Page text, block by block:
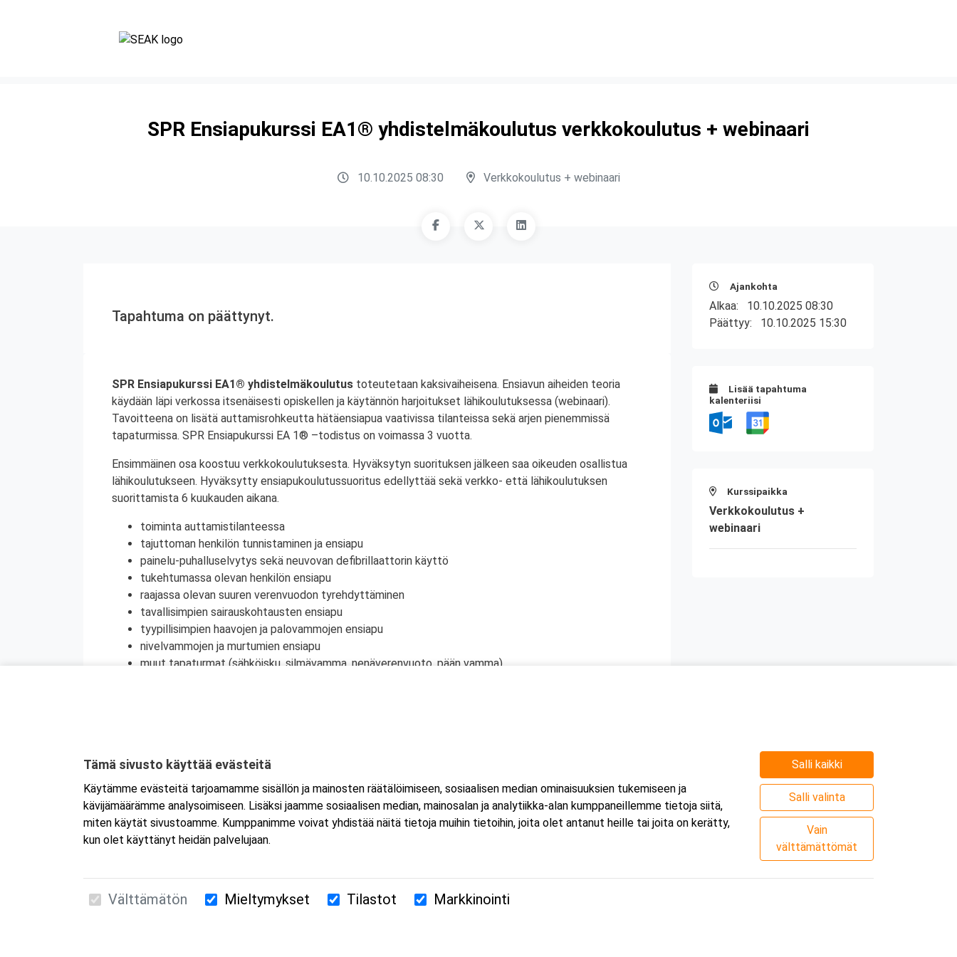
SPR Ensiapukurssi EA1® yhdistelmäkoulutus verkkokoulutus + webinaari
10.10.2025 08:30 Verkkokoulutus + webinaari
Tapahtuma on päättynyt.
SPR Ensiapukurssi EA1® yhdistelmäkoulutus toteutetaan kaksivaiheisena. Ensiavun aiheiden teoria
käydään läpi verkossa itsenäisesti opiskellen ja käytännön harjoitukset lähikoulutuksessa (webinaari).
Tavoitteena on lisätä auttamisrohkeutta hätäensiapua vaativissa tilanteissa sekä arjen pienemmissä
tapaturmissa. SPR Ensiapukurssi EA 1® –todistus on voimassa 3 vuotta.
Ensimmäinen osa koostuu verkkokoulutuksesta. Hyväksytyn suorituksen jälkeen saa oikeuden osallistua
lähikoulutukseen. Hyväksytty ensiapukoulutussuoritus edellyttää sekä verkko- että lähikoulutuksen
suorittamista 6 kuukauden aikana.
toiminta auttamistilanteessa
tajuttoman henkilön tunnistaminen ja ensiapu
painelu-puhalluselvytys sekä neuvovan defibrillaattorin käyttö
tukehtumassa olevan henkilön ensiapu
raajassa olevan suuren verenvuodon tyrehdyttäminen
tavallisimpien sairauskohtausten ensiapu
tyypillisimpien haavojen ja palovammojen ensiapu
nivelvammojen ja murtumien ensiapu
muut tapaturmat (sähköisku, silmävamma, nenäverenvuoto, pään vamma)
Kyseessä on etäkoulutus.Koulutus tapahtuu Microsoft Teams-sovelluksella. Voit osallistua
tai mobiililaitteelle erikseen. Mikäli haluat ladata Teams-sovelluksen, löydät sen omasta sovelluskaupasta.
Tarkemmat ohjeet lähetetään vahvistusviestissä.
Ajankohta
Alkaa: 10.10.2025 08:30
Päättyy: 10.10.2025 15:30
Lisää tapahtuma
kalenteriisi
Kurssipaikka
Verkkokoulutus +
webinaari
Suomen Ensiapukoulutus Oy / Valimotie 21 / 00380 Helsinki
Tämä sivusto käyttää evästeitä
Käytämme evästeitä tarjoamamme sisällön ja mainosten räätälöimiseen, sosiaalisen median ominaisuuksien tukemiseen ja
kävijämäärämme analysoimiseen. Lisäksi jaamme sosiaalisen median, mainosalan ja analytiikka-alan kumppaneillemme tietoja siitä,
miten käytät sivustoamme. Kumppanimme voivat yhdistää näitä tietoja muihin tietoihin, joita olet antanut heille tai joita on kerätty,
kun olet käyttänyt heidän palvelujaan.
Salli kaikki
Salli valinta
Vain
välttämättömät
Välttämätön Mieltymykset Tilastot Markkinointi